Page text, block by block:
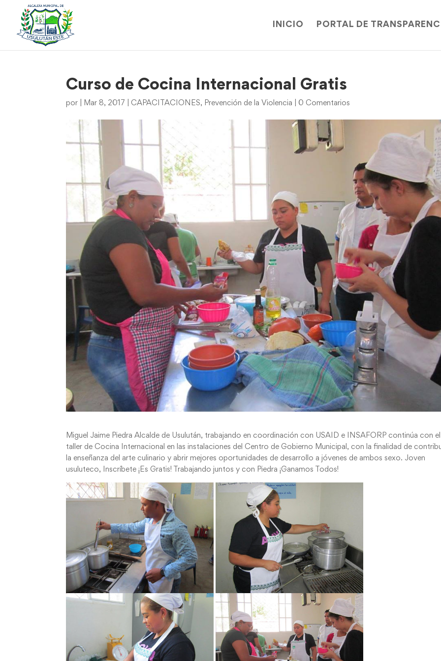
INICIO PORTAL DE
Curso de Cocina Internacional Gratis
por Mar 8, 2017 CAPACITACIONES, Prevención de la Violencia 0 Comentarios
Miguel Jaime Piedra Alcalde de Usulután, trabajando en coordinación con USAID e INSAFORP continúa con el
taller de Cocina Internacional en las instalaciones del Centro de Gobierno Municipal, con la finalidad de
la enseñanza del arte culinario y abrir mejores oportunidades de desarrollo a jóvenes de ambos sexo. Joven
usuluteco, Inscríbete ¡Es Gratis! Trabajando juntos y con Piedra ¡Ganamos Todos!